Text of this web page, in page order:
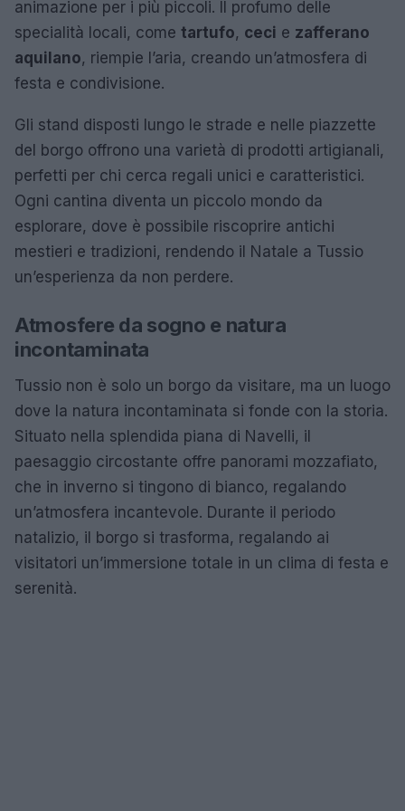
animazione per i più piccoli. Il profumo delle
specialità locali, come tartufo, ceci e zafferano
aquilano, riempie l’aria, creando un’atmosfera di
festa e condivisione.
Gli stand disposti lungo le strade e nelle piazzette
del borgo offrono una varietà di prodotti artigianali,
perfetti per chi cerca regali unici e caratteristici.
Ogni cantina diventa un piccolo mondo da
esplorare, dove è possibile riscoprire antichi
mestieri e tradizioni, rendendo il Natale a Tussio
un’esperienza da non perdere.
Atmosfere da sogno e natura
incontaminata
Tussio non è solo un borgo da visitare, ma un luogo
dove la natura incontaminata si fonde con la storia.
Situato nella splendida piana di Navelli, il
paesaggio circostante offre panorami mozzafiato,
che in inverno si tingono di bianco, regalando
un’atmosfera incantevole. Durante il periodo
natalizio, il borgo si trasforma, regalando ai
visitatori un’immersione totale in un clima di festa e
serenità.